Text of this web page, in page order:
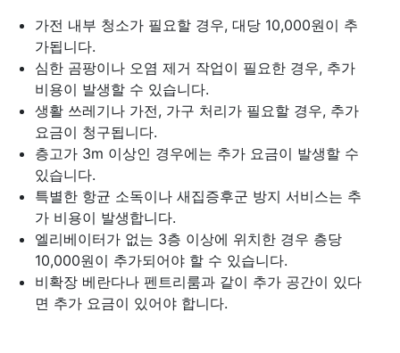
가전 내부 청소가 필요할 경우, 대당 10,000원이 추
가됩니다.
심한 곰팡이나 오염 제거 작업이 필요한 경우, 추가
비용이 발생할 수 있습니다.
생활 쓰레기나 가전, 가구 처리가 필요할 경우, 추가
요금이 청구됩니다.
층고가 3m 이상인 경우에는 추가 요금이 발생할 수
있습니다.
특별한 항균 소독이나 새집증후군 방지 서비스는 추
가 비용이 발생합니다.
엘리베이터가 없는 3층 이상에 위치한 경우 층당
10,000원이 추가되어야 할 수 있습니다.
비확장 베란다나 펜트리룸과 같이 추가 공간이 있다
면 추가 요금이 있어야 합니다.